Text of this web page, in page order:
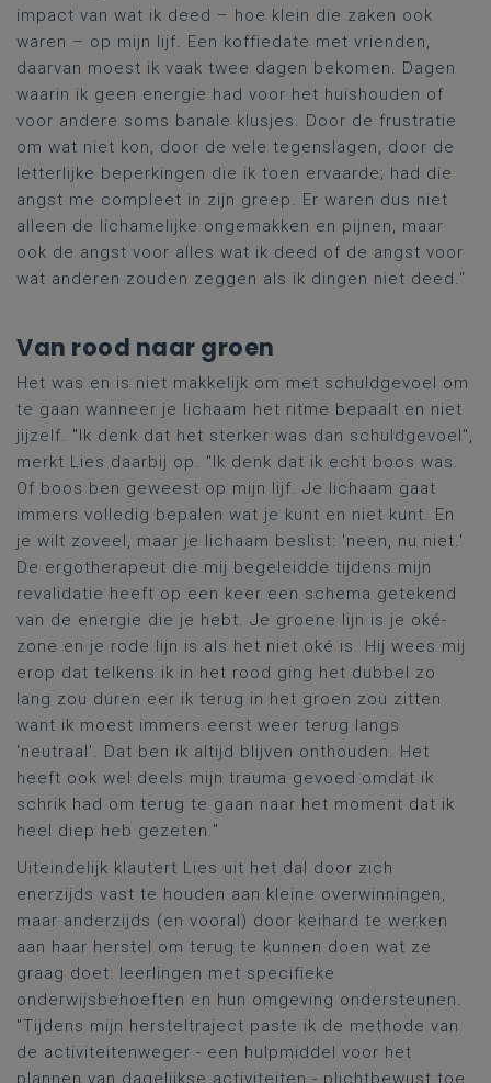
impact van wat ik deed – hoe klein die zaken ook
waren – op mijn lijf. Een koffiedate met vrienden,
daarvan moest ik vaak twee dagen bekomen. Dagen
waarin ik geen energie had voor het huishouden of
voor andere soms banale klusjes. Door de frustratie
om wat niet kon, door de vele tegenslagen, door de
letterlijke beperkingen die ik toen ervaarde; had die
angst me compleet in zijn greep. Er waren dus niet
alleen de lichamelijke ongemakken en pijnen, maar
ook de angst voor alles wat ik deed of de angst voor
wat anderen zouden zeggen als ik dingen niet deed."
Van rood naar groen
Het was en is niet makkelijk om met schuldgevoel om
te gaan wanneer je lichaam het ritme bepaalt en niet
jijzelf. "Ik denk dat het sterker was dan schuldgevoel",
merkt Lies daarbij op. "Ik denk dat ik echt boos was.
Of boos ben geweest op mijn lijf. Je lichaam gaat
immers volledig bepalen wat je kunt en niet kunt. En
je wilt zoveel, maar je lichaam beslist: 'neen, nu niet.'
De ergotherapeut die mij begeleidde tijdens mijn
revalidatie heeft op een keer een schema getekend
van de energie die je hebt. Je groene lijn is je oké-
zone en je rode lijn is als het niet oké is. Hij wees mij
erop dat telkens ik in het rood ging het dubbel zo
lang zou duren eer ik terug in het groen zou zitten
want ik moest immers eerst weer terug langs
'neutraal'. Dat ben ik altijd blijven onthouden. Het
heeft ook wel deels mijn trauma gevoed omdat ik
schrik had om terug te gaan naar het moment dat ik
heel diep heb gezeten."
Uiteindelijk klautert Lies uit het dal door zich
enerzijds vast te houden aan kleine overwinningen,
maar anderzijds (en vooral) door keihard te werken
aan haar herstel om terug te kunnen doen wat ze
graag doet: leerlingen met specifieke
onderwijsbehoeften en hun omgeving ondersteunen.
"Tijdens mijn hersteltraject paste ik de methode van
de activiteitenweger - een hulpmiddel voor het
plannen van dagelijkse activiteiten - plichtbewust toe.